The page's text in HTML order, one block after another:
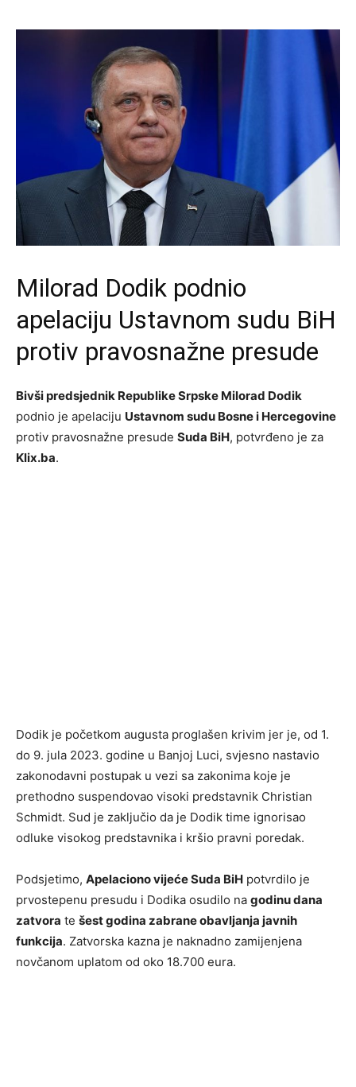
Milorad Dodik podnio
apelaciju Ustavnom sudu BiH
protiv pravosnažne presude
Bivši predsjednik Republike Srpske Milorad Dodik
podnio je apelaciju Ustavnom sudu Bosne i Hercegovine
protiv pravosnažne presude Suda BiH, potvrđeno je za
Klix.ba.
Dodik je početkom augusta proglašen krivim jer je, od 1.
do 9. jula 2023. godine u Banjoj Luci, svjesno nastavio
zakonodavni postupak u vezi sa zakonima koje je
prethodno suspendovao visoki predstavnik Christian
Schmidt. Sud je zaključio da je Dodik time ignorisao
odluke visokog predstavnika i kršio pravni poredak.
Podsjetimo, Apelaciono vijeće Suda BiH potvrdilo je
prvostepenu presudu i Dodika osudilo na godinu dana
zatvora te šest godina zabrane obavljanja javnih
funkcija. Zatvorska kazna je naknadno zamijenjena
novčanom uplatom od oko 18.700 eura.